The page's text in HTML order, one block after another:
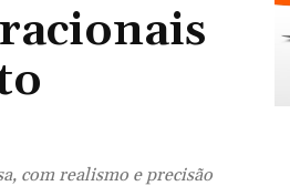
com realismo e precisão